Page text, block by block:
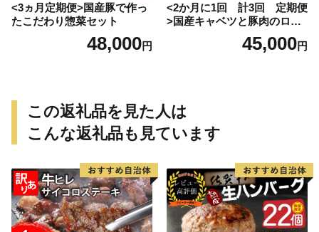
<3ヵ月定期便>国産豚で作っ
たこだわり惣菜セット
48,000円
<2か月に1回 計3回 定期便
>国産キャベツと豚肉のロー
ルキャベツ（6P入り）
45,000円
この返礼品を見た人は
こんな返礼品も見ています